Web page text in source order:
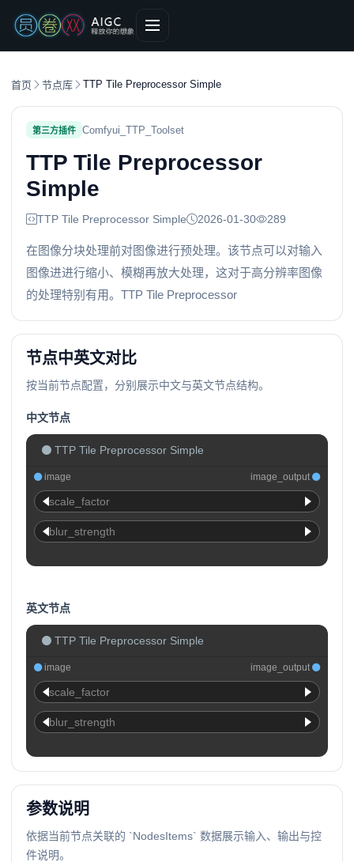
首页 节点库 TTP Tile Preprocessor Simple
第三方插件 Comfyui_TTP_Toolset
TTP Tile Preprocessor
Simple
TTP Tile Preprocessor Simple 2026-01-30 289
在图像分块处理前对图像进行预处理。该节点可以对输入
图像进进行缩小、模糊再放大处理，这对于高分辨率图像
的处理特别有用。TTP Tile Preprocessor
节点中英文对比
按当前节点配置，分别展示中文与英文节点结构。
中文节点
TTP Tile Preprocessor Simple
image image_output
scale_factor
blur_strength
英文节点
TTP Tile Preprocessor Simple
image image_output
scale_factor
blur_strength
参数说明
依据当前节点关联的 `NodesItems` 数据展示输入、输出与控
件说明。